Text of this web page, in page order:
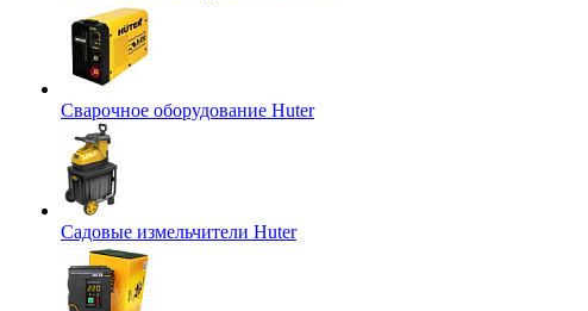
Сварочное оборудование Huter
Садовые измельчители Huter